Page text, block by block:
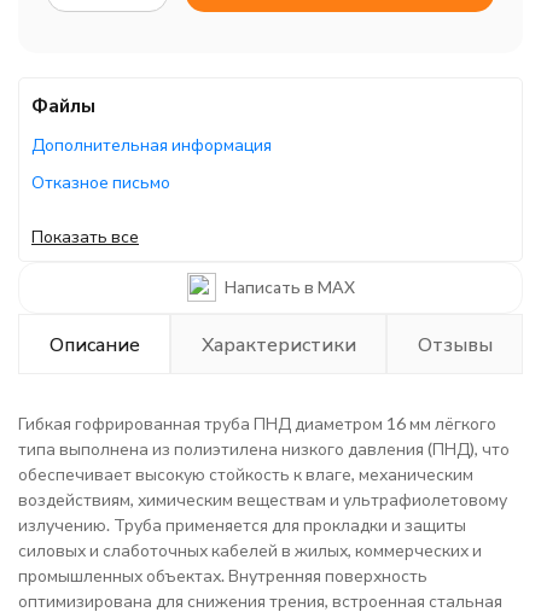
Файлы
Дополнительная информация
Отказное письмо
Показать все
Написать в MAX
Описание Характеристики Отзывы
Гибкая гофрированная труба ПНД диаметром 16 мм лёгкого
типа выполнена из полиэтилена низкого давления (ПНД), что
обеспечивает высокую стойкость к влаге, механическим
воздействиям, химическим веществам и ультрафиолетовому
излучению. Труба применяется для прокладки и защиты
силовых и слаботочных кабелей в жилых, коммерческих и
промышленных объектах. Внутренняя поверхность
оптимизирована для снижения трения, встроенная стальная